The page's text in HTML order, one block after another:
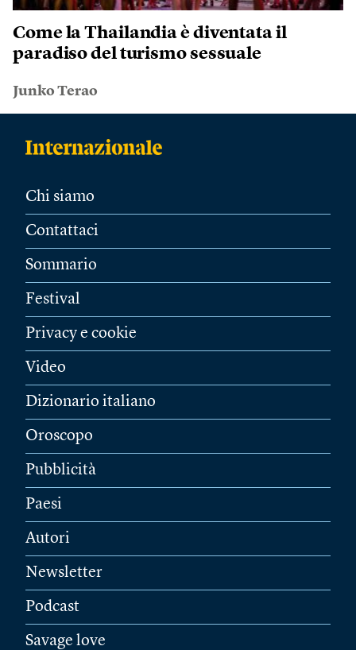
Come la Thailandia è diventata il
paradiso del turismo sessuale
Junko Terao
Chi siamo
Contattaci
Sommario
Festival
Privacy e cookie
Video
Dizionario italiano
Oroscopo
Pubblicità
Paesi
Autori
Newsletter
Podcast
Savage love